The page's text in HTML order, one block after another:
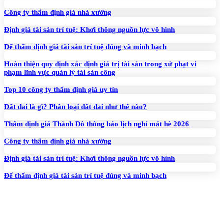
Công ty thẩm định giá nhà xưởng
Định giá tài sản trí tuệ: Khơi thông nguồn lực vô hình
Để thẩm định giá tài sản trí tuệ đúng và minh bạch
Hoàn thiện quy định xác định giá trị tài sản trong xử phạt vi
phạm lĩnh vực quản lý tài sản công
Top 10 công ty thẩm định giá uy tín
Đất đai là gì? Phân loại đất đai như thế nào?
Thẩm định giá Thành Đô thông báo lịch nghỉ mát hè 2026
Công ty thẩm định giá nhà xưởng
Định giá tài sản trí tuệ: Khơi thông nguồn lực vô hình
Để thẩm định giá tài sản trí tuệ đúng và minh bạch